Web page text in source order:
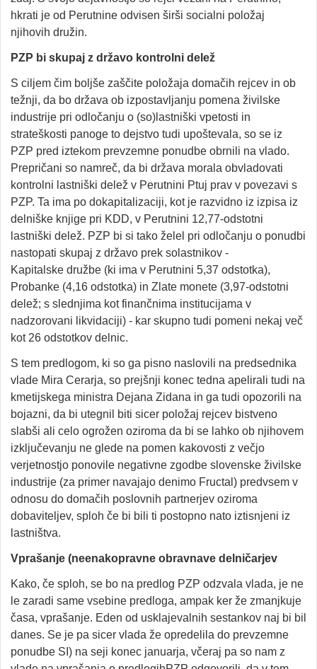
hkrati je od Perutnine odvisen širši socialni položaj
njihovih družin.
PZP bi skupaj z državo kontrolni delež
S ciljem čim boljše zaščite položaja domačih rejcev in ob
težnji, da bo država ob izpostavljanju pomena živilske
industrije pri odločanju o (so)lastniški vpetosti in
strateškosti panoge to dejstvo tudi upoštevala, so se iz
PZP pred iztekom prevzemne ponudbe obrnili na vlado.
Prepričani so namreč, da bi država morala obvladovati
kontrolni lastniški delež v Perutnini Ptuj prav v povezavi s
PZP. Ta ima po dokapitalizaciji, kot je razvidno iz izpisa iz
delniške knjige pri KDD, v Perutnini 12,77-odstotni
lastniški delež. PZP bi si tako želel pri odločanju o ponudbi
nastopati skupaj z državo prek solastnikov -
Kapitalske družbe (ki ima v Perutnini 5,37 odstotka),
Probanke (4,16 odstotka) in Zlate monete (3,97-odstotni
delež; s slednjima kot finančnima institucijama v
nadzorovani likvidaciji) - kar skupno tudi pomeni nekaj več
kot 26 odstotkov delnic.
S tem predlogom, ki so ga pisno naslovili na predsednika
vlade Mira Cerarja, so prejšnji konec tedna apelirali tudi na
kmetijskega ministra Dejana Zidana in ga tudi opozorili na
bojazni, da bi utegnil biti sicer položaj rejcev bistveno
slabši ali celo ogrožen oziroma da bi se lahko ob njihovem
izključevanju ne glede na pomen kakovosti z večjo
verjetnostjo ponovile negativne zgodbe slovenske živilske
industrije (za primer navajajo denimo Fructal) predvsem v
odnosu do domačih poslovnih partnerjev oziroma
dobaviteljev, sploh če bi bili ti postopno nato iztisnjeni iz
lastništva.
Vprašanje (neenakopravne obravnave delničarjev
Kako, če sploh, se bo na predlog PZP odzvala vlada, je ne
le zaradi same vsebine predloga, ampak ker že zmanjkuje
časa, vprašanje. Eden od usklajevalnih sestankov naj bi bil
danes. Se je pa sicer vlada že opredelila do prevzemne
ponudbe SI) na seji konec januarja, včeraj pa so nam z